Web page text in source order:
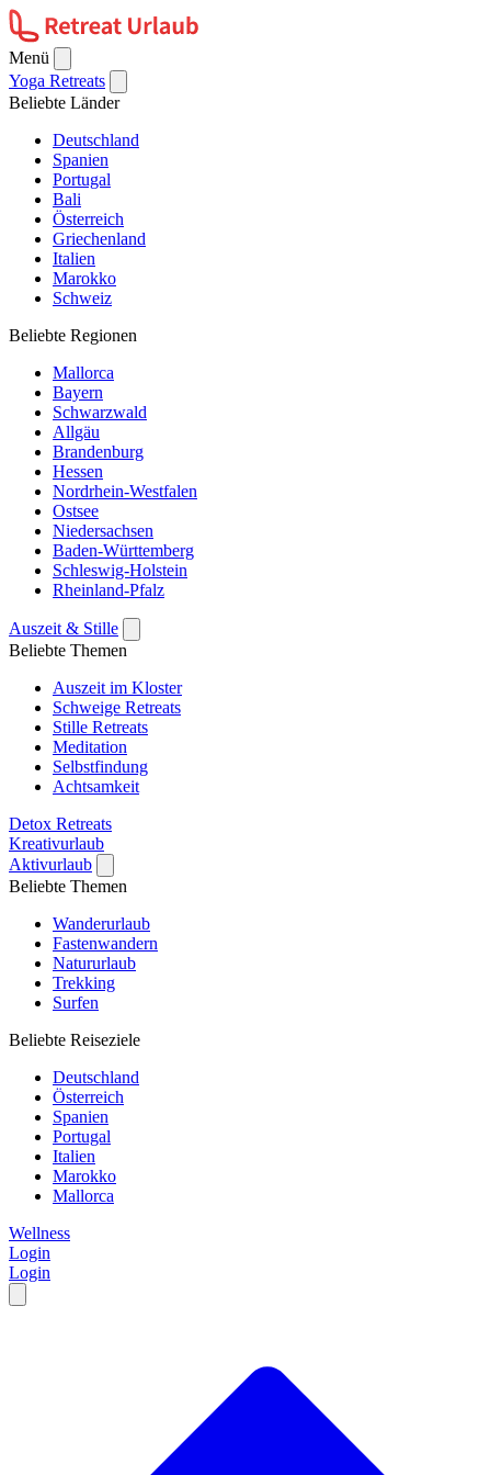
Menü
Yoga Retreats
Beliebte Länder
Deutschland
Spanien
Portugal
Bali
Österreich
Griechenland
Italien
Marokko
Schweiz
Beliebte Regionen
Mallorca
Bayern
Schwarzwald
Allgäu
Brandenburg
Hessen
Nordrhein-Westfalen
Ostsee
Niedersachsen
Baden-Württemberg
Schleswig-Holstein
Rheinland-Pfalz
Auszeit & Stille
Beliebte Themen
Auszeit im Kloster
Schweige Retreats
Stille Retreats
Meditation
Selbstfindung
Achtsamkeit
Detox Retreats
Kreativurlaub
Aktivurlaub
Beliebte Themen
Wanderurlaub
Fastenwandern
Natururlaub
Trekking
Surfen
Beliebte Reiseziele
Deutschland
Österreich
Spanien
Portugal
Italien
Marokko
Mallorca
Wellness
Login
Login